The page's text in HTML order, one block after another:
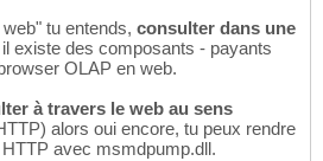
tu entends, consulter dans une
il existe des composants - payants
OLAP en web.
à travers le web au sens
alors oui encore, tu peux rendre
avec msmdpump.dll.